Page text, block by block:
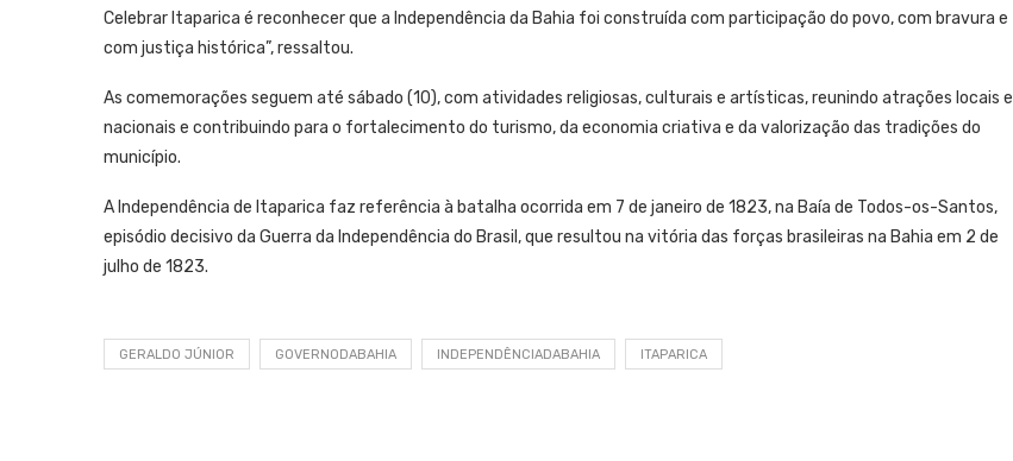
Celebrar Itaparica é reconhecer que a Independência da Bahia foi construída com participação do povo, com bravura e
com justiça histórica”, ressaltou.
As comemorações seguem até sábado (10), com atividades religiosas, culturais e artísticas, reunindo atrações locais e
nacionais e contribuindo para o fortalecimento do turismo, da economia criativa e da valorização das tradições do
município.
A Independência de Itaparica faz referência à batalha ocorrida em 7 de janeiro de 1823, na Baía de Todos-os-Santos,
episódio decisivo da Guerra da Independência do Brasil, que resultou na vitória das forças brasileiras na Bahia em 2 de
julho de 1823.
GERALDO JÚNIOR GOVERNODABAHIA INDEPENDÊNCIADABAHIA ITAPARICA